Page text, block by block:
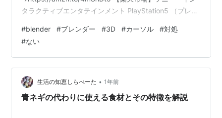
タラクティブエンタテインメント PlayStation5 （プレイ
2000A01] PS5 [ゲーム機本体] [振込不可] [代引不可]
※6/14以降、順次出荷：ソフマップ楽天市場店 ※Blender
Version 3.4.1を使用 …
#blender #ブレンダー #3D #カーソル #対処
#ない
生活の知恵しらべーた • 1年前
青ネギの代わりに使える食材とその特徴を解説